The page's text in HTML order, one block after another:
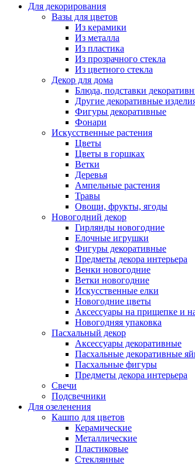
Для декорирования
Вазы для цветов
Из керамики
Из металла
Из пластика
Из прозрачного стекла
Из цветного стекла
Декор для дома
Блюда, подставки
Другие декоративные
Фигуры декоративные
Фонари
Искусственные растения
Цветы
Цветы в горшках
Ветки
Деревья
Ампельные растения
Травы
Овощи, фрукты, ягоды
Новогодний декор
Гирлянды новогодние
Елочные игрушки
Фигуры декоративные
Предметы декора интерьера
Венки новогодние
Ветки новогодние
Искусственные елки
Новогодние цветы
Аксессуары на прищепке и
Новогодняя упаковка
Пасхальный декор
Аксессуары декоративные
Пасхальные декоративные
Пасхальные фигуры
Предметы декора интерьера
Свечи
Подсвечники
Для озеленения
Кашпо для цветов
Керамические
Металлические
Пластиковые
Стеклянные